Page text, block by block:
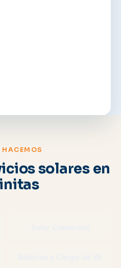
HACEMOS
solares en